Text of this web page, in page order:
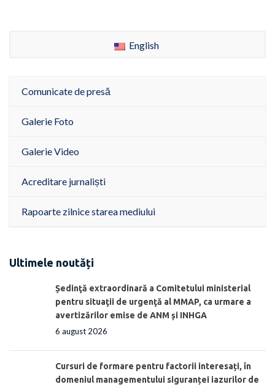
English
Comunicate de presă
Galerie Foto
Galerie Video
Acreditare jurnaliști
Rapoarte zilnice starea mediului
Ultimele noutăți
Ședinţă extraordinară a Comitetului ministerial
pentru situaţii de urgenţă al MMAP, ca urmare a
avertizărilor emise de ANM și INHGA
6 august 2026
Cursuri de formare pentru factorii interesați, în
domeniul managementului siguranței iazurilor de